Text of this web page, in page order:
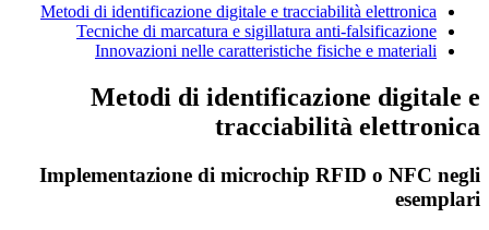
Metodi di identificazione digitale e tracciabilità elettronica
Tecniche di marcatura e sigillatura anti-falsificazione
Innovazioni nelle caratteristiche fisiche e materiali
Metodi di identificazione digitale e
tracciabilità elettronica
Implementazione di microchip RFID o NFC negli
esemplari